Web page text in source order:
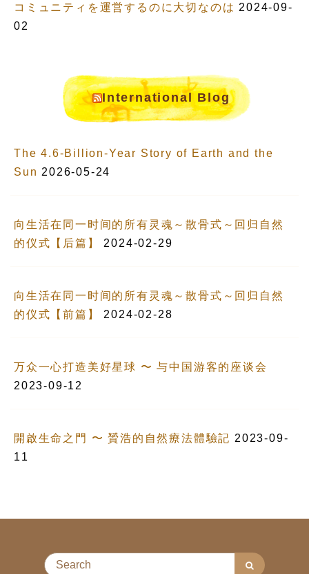
コミュニティを運営するのに大切なのは 2024-09-
02
International Blog
The 4.6-Billion-Year Story of Earth and the
Sun 2026-05-24
向生活在同一时间的所有灵魂～散骨式～回归自然
的仪式【后篇】
2024-02-29
向生活在同一时间的所有灵魂～散骨式～回归自然
的仪式【前篇】
2024-02-28
万众一心打造美好星球 〜 与中国游客的座谈会
2023-09-12
開啟生命之門 〜 贇浩的自然療法體驗記 2023-09-
11